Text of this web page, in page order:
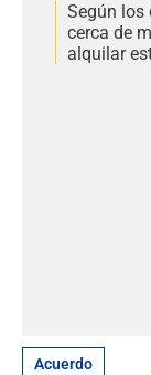
Según los
cerca de
alquilar
Acuerdo